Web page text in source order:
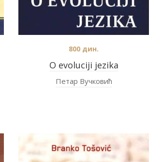
O evoluciji jezika
800 дин.
Петар Вучковић